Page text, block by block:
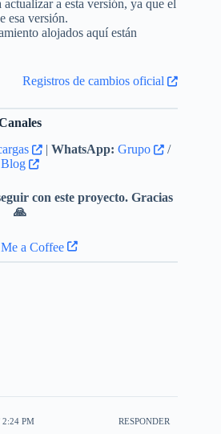
a esta versión, ya que el
esa versión.
alojados aquí están
Registros de cambios oficial
| WhatsApp: Grupo
/
Blog
con este proyecto. Gracias
🙏
2:24 PM RESPONDER